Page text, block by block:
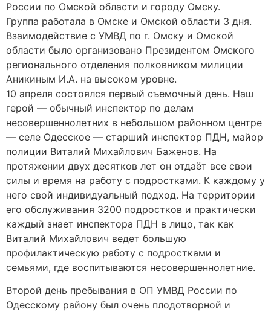
России по Омской области и городу Омску.
Группа работала в Омске и Омской области 3 дня.
Взаимодействие с УМВД по г. Омску и Омской
области было организовано Президентом Омского
регионального отделения полковником милиции
Аникиным И.А. на высоком уровне.
10 апреля состоялся первый съемочный день. Наш
герой — обычный инспектор по делам
несовершеннолетних в небольшом районном центре
— селе Одесское — старший инспектор ПДН, майор
полиции Виталий Михайлович Баженов. На
протяжении двух десятков лет он отдаёт все свои
силы и время на работу с подростками. К каждому у
него свой индивидуальный подход. На территории
его обслуживания 3200 подростков и практически
каждый знает инспектора ПДН в лицо, так как
Виталий Михайлович ведет большую
профилактическую работу с подростками и
семьями, где воспитываются несовершеннолетние.
Второй день пребывания в ОП УМВД России по
Одесскому району был очень плодотворной и